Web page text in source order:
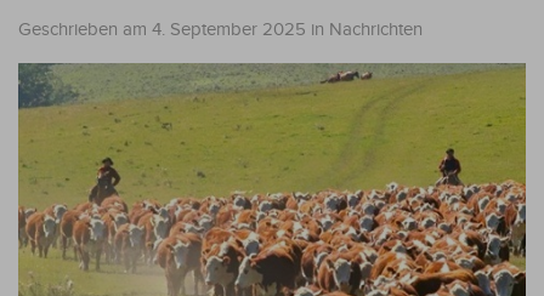
Geschrieben am 4. September 2025 in Nachrichten